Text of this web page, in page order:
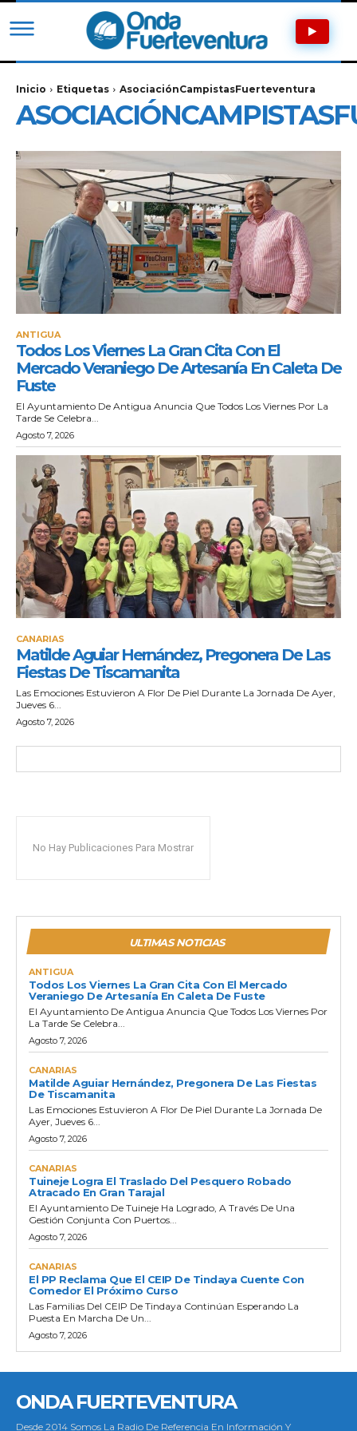
Inicio Etiquetas AsociaciónCampistasFuerteventura
ANTIGUA
Todos Los Viernes La Gran Cita Con El
Mercado Veraniego De Artesanía En Caleta De
Fuste
El Ayuntamiento De Antigua Anuncia Que Todos Los Viernes Por La
Tarde Se Celebra...
Agosto 7, 2026
CANARIAS
Matilde Aguiar Hernández, Pregonera De Las
Fiestas De Tiscamanita
Las Emociones Estuvieron A Flor De Piel Durante La Jornada De Ayer,
Jueves 6...
Agosto 7, 2026
No Hay Publicaciones Para Mostrar
ULTIMAS NOTICIAS
ANTIGUA
Todos Los Viernes La Gran Cita Con El Mercado
Veraniego De Artesanía En Caleta De Fuste
El Ayuntamiento De Antigua Anuncia Que Todos Los Viernes Por
La Tarde Se Celebra...
Agosto 7, 2026
CANARIAS
Matilde Aguiar Hernández, Pregonera De Las Fiestas
De Tiscamanita
Las Emociones Estuvieron A Flor De Piel Durante La Jornada De
Ayer, Jueves 6...
Agosto 7, 2026
CANARIAS
Tuineje Logra El Traslado Del Pesquero Robado
Atracado En Gran Tarajal
El Ayuntamiento De Tuineje Ha Logrado, A Través De Una
Gestión Conjunta Con Puertos...
Agosto 7, 2026
CANARIAS
El PP Reclama Que El CEIP De Tindaya Cuente Con
Comedor El Próximo Curso
Las Familias Del CEIP De Tindaya Continúan Esperando La
Puesta En Marcha De Un...
Agosto 7, 2026
ONDA FUERTEVENTURA
Desde 2014 Somos La Radio De Referencia En Información Y